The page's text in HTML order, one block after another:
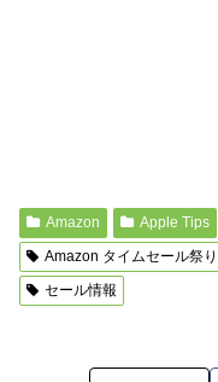
Amazon Apple Tips
Amazon タイムセール祭り
セール情報